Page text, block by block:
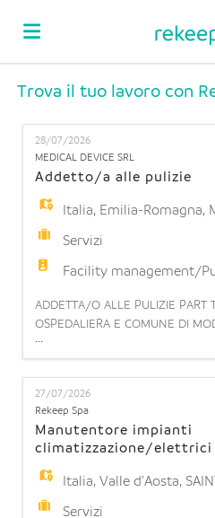
Home
Offerte
di
lavoro
Carica
ilLogin
EN
Trova il tuo lavoro con
28/07/2026
MEDICAL DEVICE SRL
Addetto/a alle pulizie
Italia, Emilia-Romagna,
Servizi
Facility management/
ADDETTA/O ALLE PULIZIE PART
OSPEDALIERA E COMUNE DI
importante realtà ospedaliera
alla ricerca di un/a Addetto/a
orizzontale 15h. Cosa farai: La
di pulire all'interno dei reparti,
e corridoi dell'intera struttura.
...
27/07/2026
Rekeep Spa
Manutentore impianti
climatizzazione/elettrici
Italia,Valle d'Aosta,
Servizi